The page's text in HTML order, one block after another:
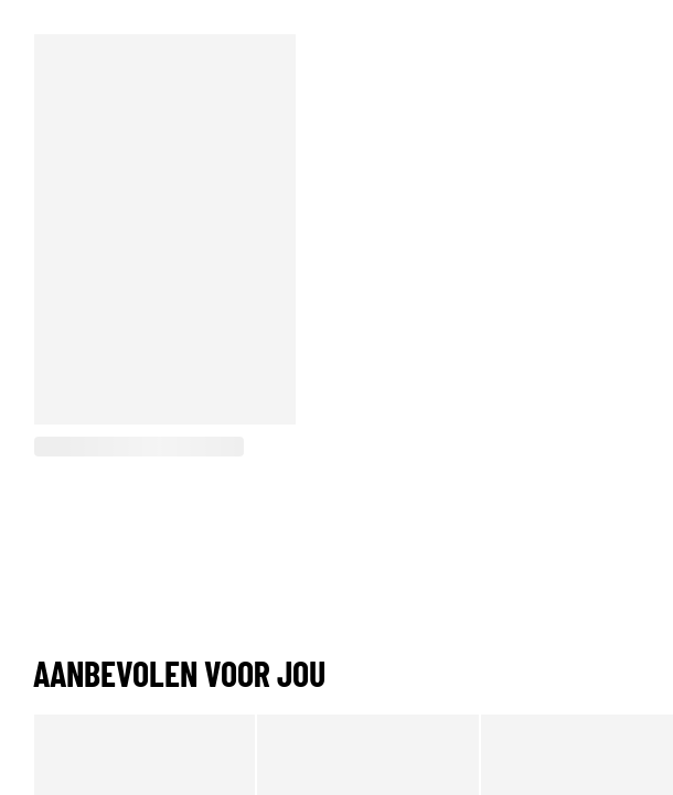
AANBEVOLEN VOOR JOU